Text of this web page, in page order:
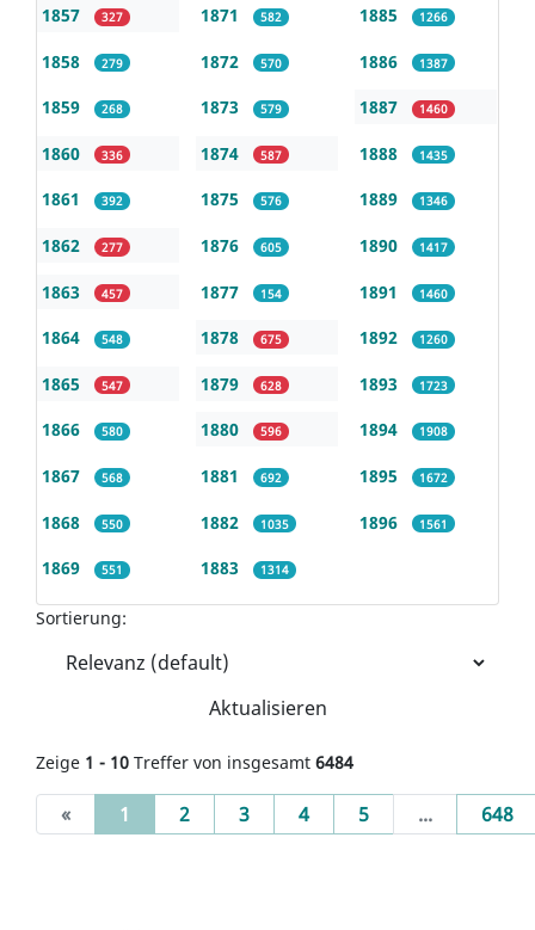
1857 327
1858 279
1859 268
1860 336
1861 392
1862 277
1863 457
1864 548
1865 547
1866 580
1867 568
1868 550
1869 551
1871 582
1872 570
1873 579
1874 587
1875 576
1876 605
1877 154
1878 675
1879 628
1880 596
1881 692
1882 1035
1883 1314
1885 1266
1886 1387
1887 1460
1888 1435
1889 1346
1890 1417
1891 1460
1892 1260
1893 1723
1894 1908
1895 1672
1896 1561
Sortierung:
Aktualisieren
Zeige 1 - 10 Treffer von insgesamt 6484
« 1 (current)
2 3 4 5 ... 648